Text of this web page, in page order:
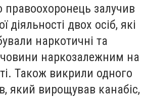
залучив
діяльності двох осіб, які
наркотичні та
наркозалежним на
Також викрили одного
який вирощував канабіс,